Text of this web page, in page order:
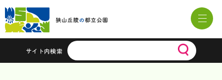
サイト内検索